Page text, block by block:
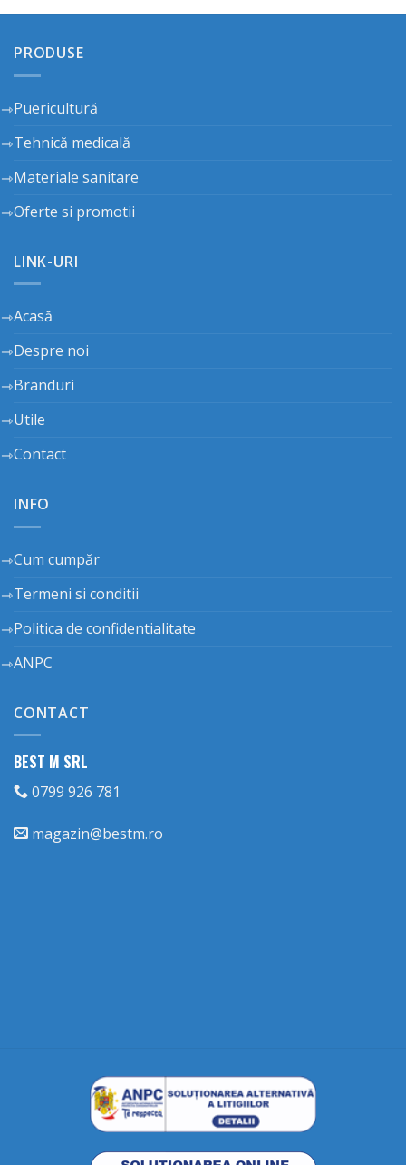
PRODUSE
Puericultură
Tehnică medicală
Materiale sanitare
Oferte si promotii
LINK-URI
Acasă
Despre noi
Branduri
Utile
Contact
INFO
Cum cumpăr
Termeni si conditii
Politica de confidentialitate
ANPC
CONTACT
BEST M SRL
0799 926 781
magazin@bestm.ro